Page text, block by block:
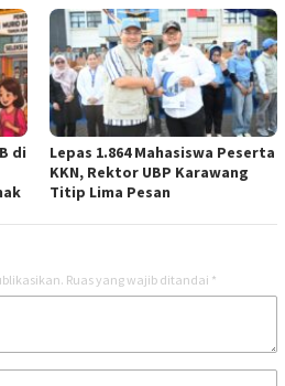
di
Lepas 1.864 Mahasiswa Peserta
KKN, Rektor UBP Karawang
Titip Lima Pesan
Ruas yang wajib ditandai *